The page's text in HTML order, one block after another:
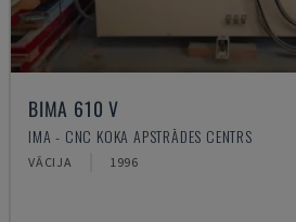
BIMA 610 V
IMA - CNC KOKA APSTRĀDES CENTRS
VĀCIJA 1996